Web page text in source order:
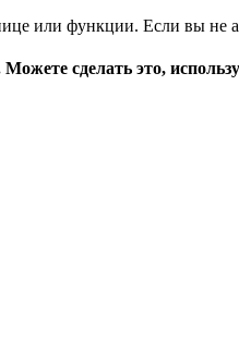
или функции. Если вы не
сделать это,